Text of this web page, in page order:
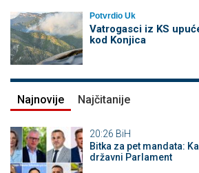
Potvrdio Uk
Vatrogasci iz KS
kod Konjica
Najnovije Najčitanije
20:26 BiH
Bitka za pet mandata:
državni Parlament